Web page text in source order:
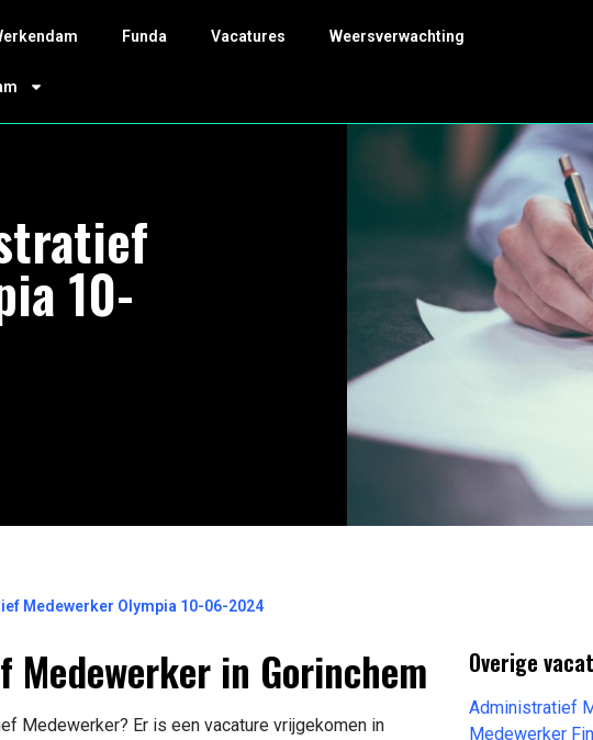
Funda Vacatures Weersverwachting
10-
Medewerker Olympia 10-06-2024
in Gorinchem
Medewerker? Er is een vacature vrijgekomen in
Overige
Administratief
Medewerker